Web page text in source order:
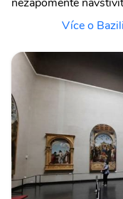
Více o